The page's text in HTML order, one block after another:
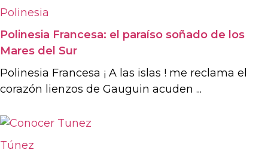
Polinesia
Polinesia Francesa: el paraíso soñado de los
Mares del Sur
Polinesia Francesa ¡ A las islas ! me reclama el
corazón lienzos de Gauguin acuden ...
Túnez